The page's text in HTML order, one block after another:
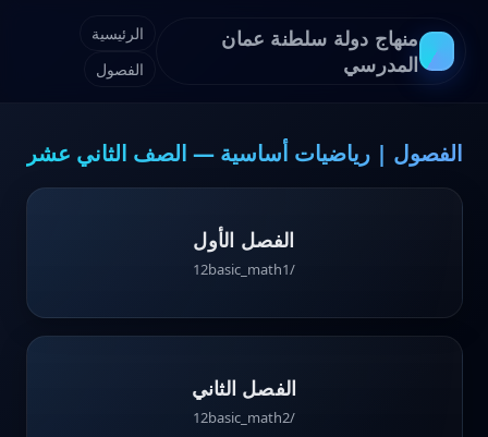
منهاج دولة سلطنة عمان
المدرسي
الرئيسية
الفصول
الفصول | رياضيات أساسية — الصف الثاني عشر
الفصل الأول
/12basic_math1
الفصل الثاني
/12basic_math2